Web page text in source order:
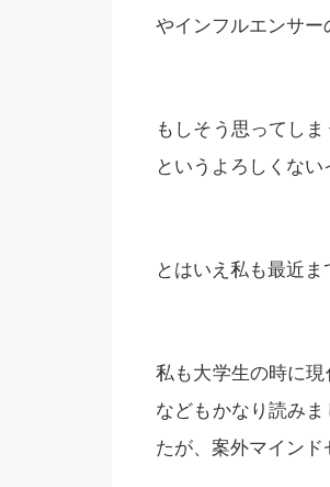
やインフルエンサー
もしそう思ってし
というよろしくな
とはいえ私も最近ま
私も大学生の時に
などもかなり読み
たが、案外マインド